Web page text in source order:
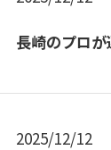
長崎のプロ
2025/12/12